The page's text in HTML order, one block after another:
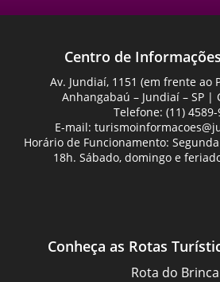
Conheça as Rotas
Rota do
Centro de
Av. Jundiaí, 1151 (em frente ao
Anhangabaú – Jundiaí – SP |
Telefone: (11)
E-mail:
Horário de Funcionamento:
18h. Sábado, domingo e